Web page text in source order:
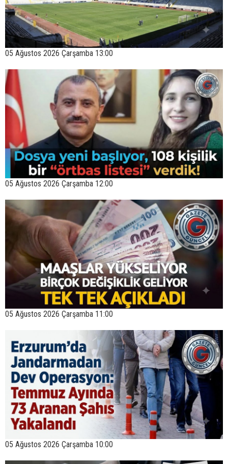
05 Ağustos 2026 Çarşamba 13:00
05 Ağustos 2026 Çarşamba 12:00
05 Ağustos 2026 Çarşamba 11:00
05 Ağustos 2026 Çarşamba 10:00